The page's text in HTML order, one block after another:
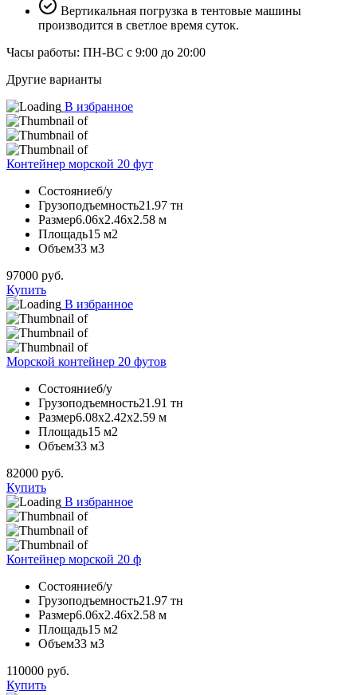
Вертикальная погрузка в тентовые машины
производится в светлое время суток.
Часы работы: ПН-ВС с 9:00 до 20:00
Другие варианты
В избранное
Контейнер морской 20 фут
Состояниеб/у
Грузоподъемность21.97 тн
Размер6.06х2.46х2.58 м
Площадь15 м2
Объем33 м3
97000 руб.
Купить
В избранное
Морской контейнер 20 футов
Состояниеб/у
Грузоподъемность21.91 тн
Размер6.08х2.42х2.59 м
Площадь15 м2
Объем33 м3
82000 руб.
Купить
В избранное
Контейнер морской 20 ф
Состояниеб/у
Грузоподъемность21.97 тн
Размер6.06х2.46х2.58 м
Площадь15 м2
Объем33 м3
110000 руб.
Купить